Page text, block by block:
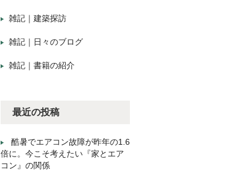
雑記｜建築探訪
雑記｜日々のブログ
雑記｜書籍の紹介
最近の投稿
酷暑でエアコン故障が昨年の1.6
倍に。今こそ考えたい『家とエア
コン』の関係